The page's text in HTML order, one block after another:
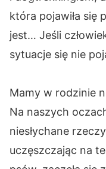
która pojawiła się
jest… Jeśli
sytuacje się nie
Mamy w rodzinie
Na naszych
niesłychane
uczęszczając na